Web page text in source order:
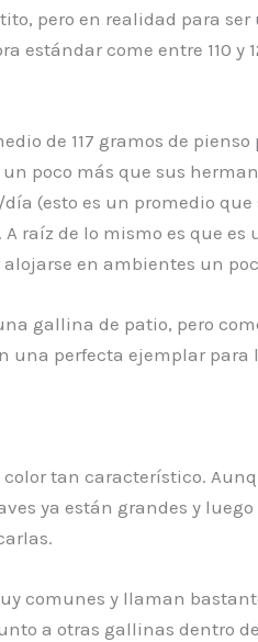
pero en realidad para ser
estándar come entre 110 y
de 117 gramos de pienso
poco más que sus
(esto es un promedio
raíz de lo mismo es que
en ambientes un
gallina de patio, pero
una perfecta ejemplar para
tan característico.
ya están grandes y
comunes y llaman
a otras gallinas dentro